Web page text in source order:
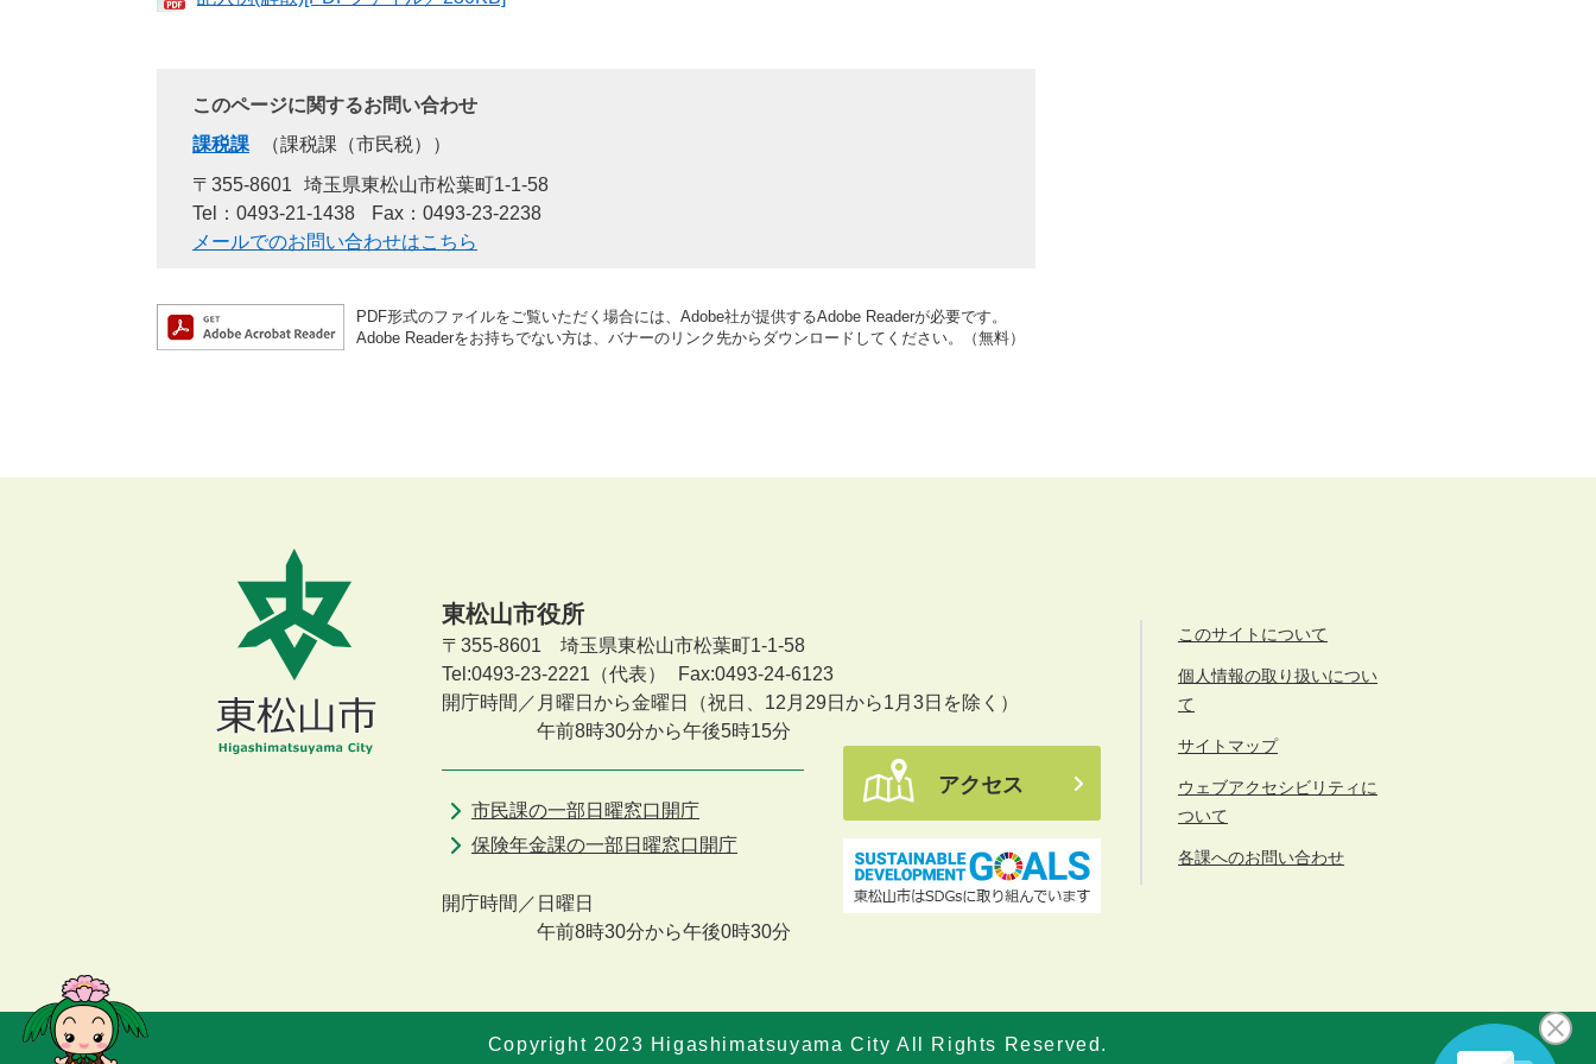
このページに関するお問い合わせ
課税課
課税課（市民税）
〒355-8601
埼玉県東松山市松葉町1-1-58
Tel：0493-21-1438
Fax：0493-23-2238
メールでのお問い合わせはこちら
PDF形式のファイルをご覧いただく場合には、Adobe社が提供するAdobe Readerが必要です。
Adobe Readerをお持ちでない方は、バナーのリンク先からダウンロードしてください。（無料）
東松山市役所
〒355-8601 埼玉県東松山市松葉町1-1-58
Tel:0493-23-2221（代表）
Fax:0493-24-6123
開庁時間／月曜日から金曜日
（祝日、12月29日から1月3日を除く）
午前8時30分から午後5時15分
市民課の一部日曜窓口開庁
保険年金課の一部日曜窓口開庁
開庁時間／ 日曜日
午前8時30分から午後0時30分
アクセス
このサイトについて
個人情報の取り扱いについ
て
サイトマップ
ウェブアクセシビリティに
ついて
各課へのお問い合わせ
Copyright 2023 Higashimatsuyama City All Rights Reserved.